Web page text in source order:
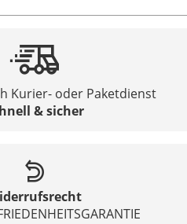
Kurier- oder Paketdienst
& sicher